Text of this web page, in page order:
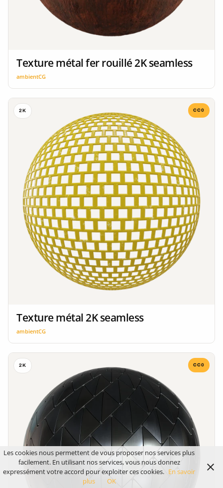
Texture métal fer rouillé 2K seamless
ambientCG
2K CC0
Texture métal 2K seamless
ambientCG
2K CC0
Les cookies nous permettent de vous proposer nos services plus
facilement. En utilisant nos services, vous nous donnez
expressément votre accord pour exploiter ces cookies. En savoir
plus
OK